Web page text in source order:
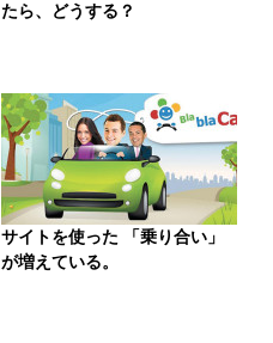
たら、どうする？
サイトを使った 「乗り合い」
が増えている。